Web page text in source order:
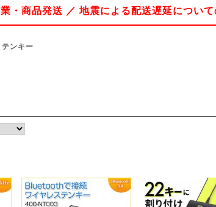
・商品発送 ／ 地震による配送遅延につい
テンキー